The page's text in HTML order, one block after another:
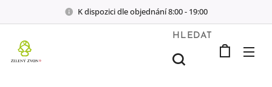
K dispozici dle objednání 8:00 - 19:00
HLEDAT